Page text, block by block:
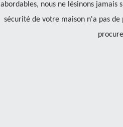
abordables, nous ne lésinons jamais
sécurité de votre maison n'a pas